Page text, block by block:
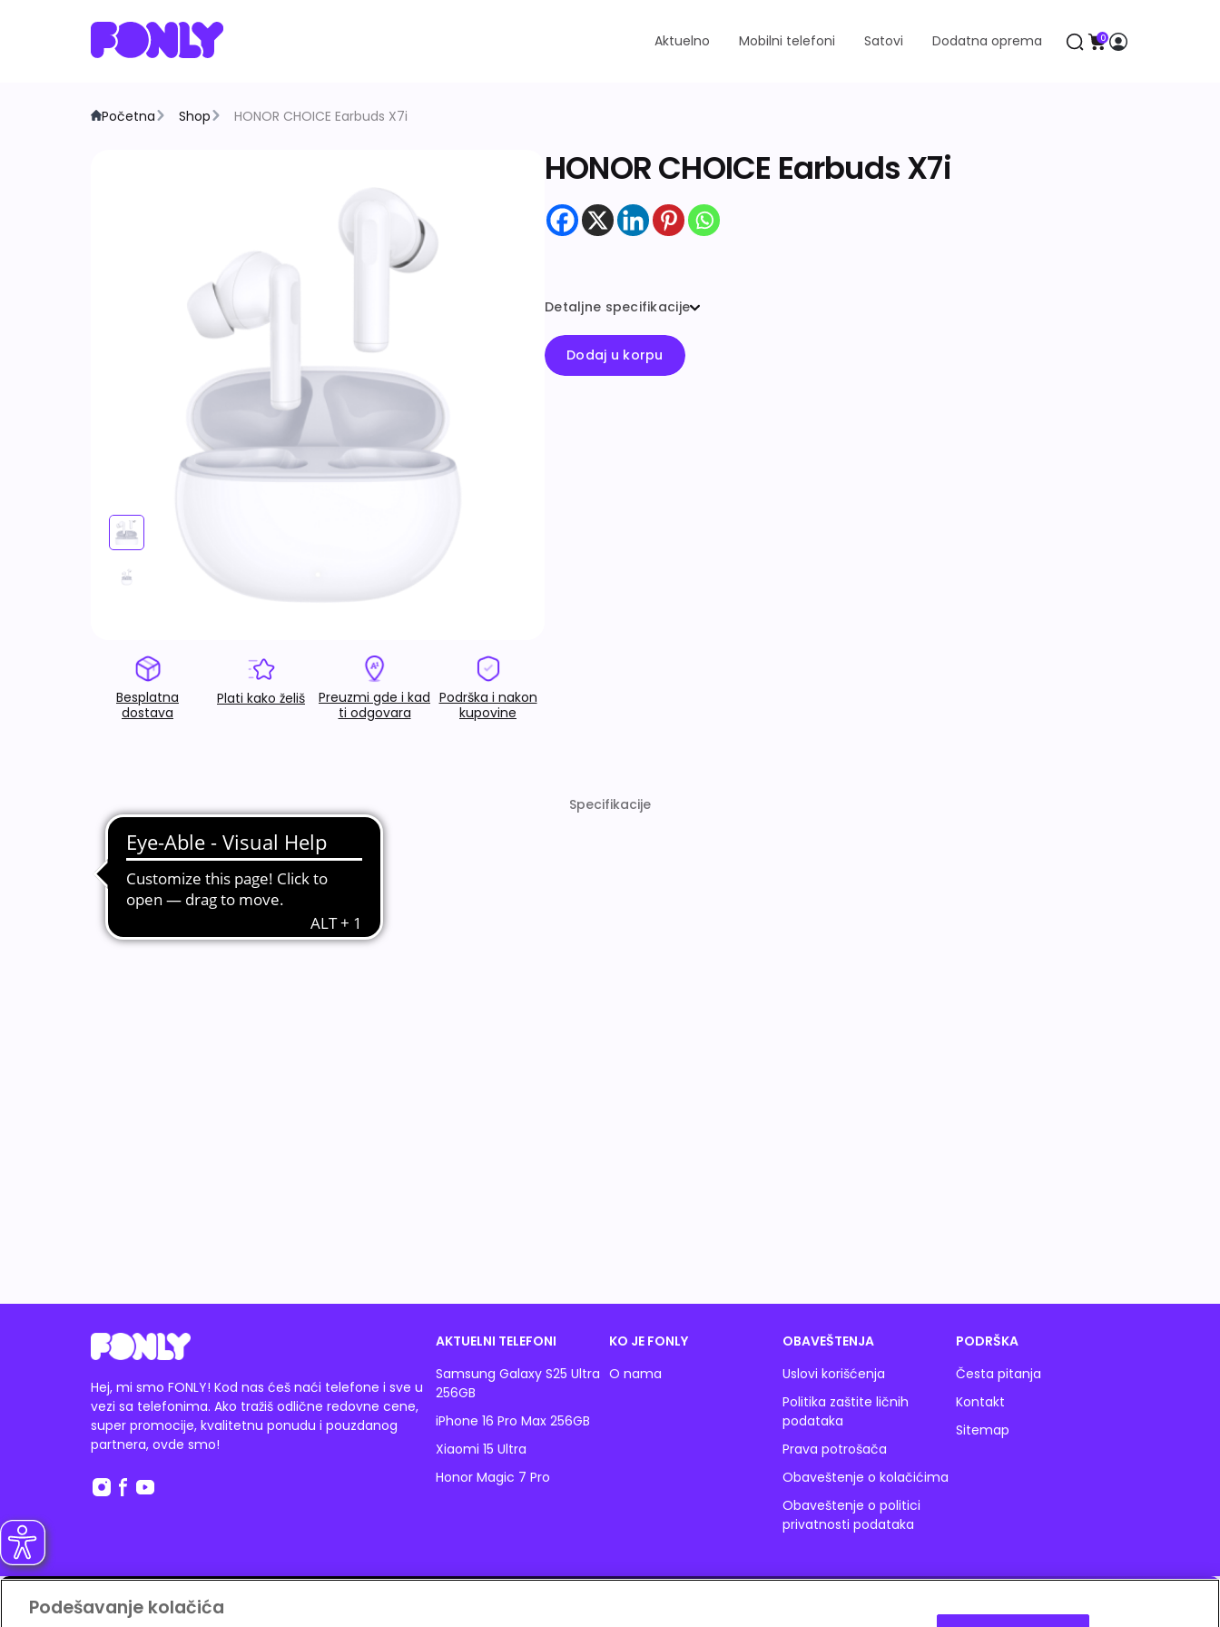
Aktuelno Mobilni telefoni Satovi Dodatna oprema 0
Početna Shop HONOR CHOICE Earbuds X7i
HONOR CHOICE Earbuds X7i
Detaljne specifikacije
Dodaj u korpu
Besplatna
dostava
Plati kako želiš
Preuzmi gde i kad
ti odgovara
Podrška i nakon
kupovine
Specifikacije
Hej, mi smo FONLY! Kod nas ćeš naći telefone i sve u
vezi sa telefonima. Ako tražiš odlične redovne cene,
super promocije, kvalitetnu ponudu i pouzdanog
partnera, ovde smo!
AKTUELNI TELEFONI
Samsung Galaxy S25 Ultra
256GB
iPhone 16 Pro Max 256GB
Xiaomi 15 Ultra
Honor Magic 7 Pro
KO JE FONLY
O nama
OBAVEŠTENJA
Uslovi korišćenja
Politika zaštite ličnih
podataka
Prava potrošača
Obaveštenje o kolačićima
Obaveštenje o politici
privatnosti podataka
PODRŠKA
Česta pitanja
Kontakt
Sitemap
Podešavanje kolačića